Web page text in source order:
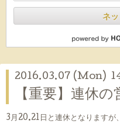
ネ
2016.03.07 (Mon)
【重要】連休
3月20.21日と連休となりますが、